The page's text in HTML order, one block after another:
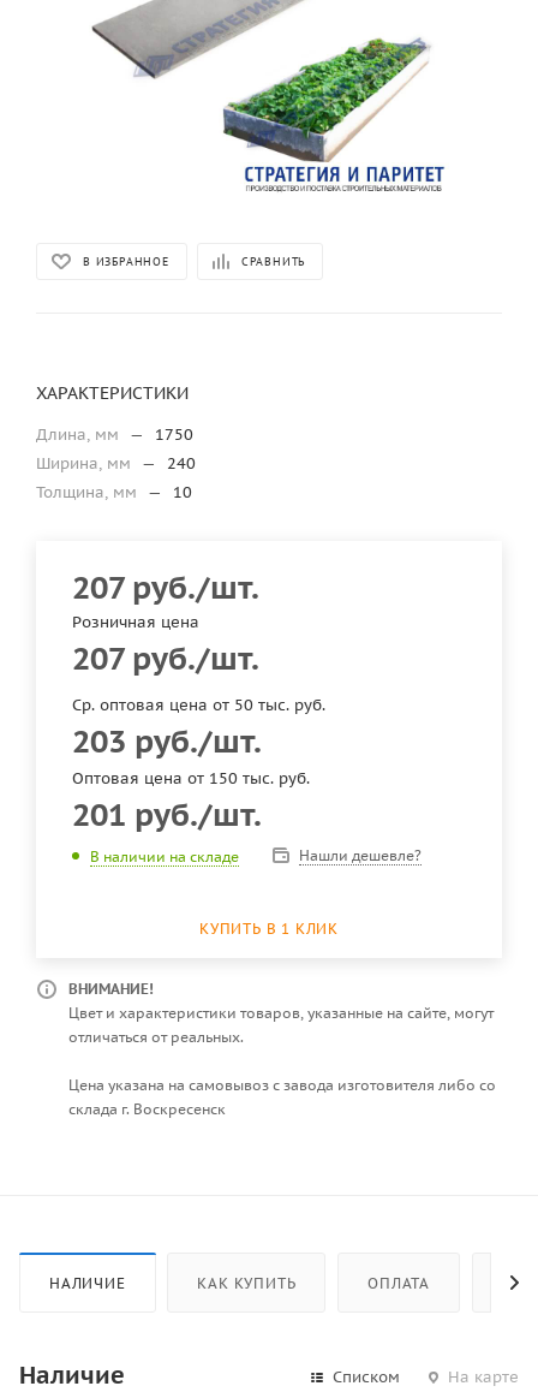
В ИЗБРАННОЕ СРАВНИТЬ
ХАРАКТЕРИСТИКИ
Длина, мм —
1750
Ширина, мм
—
240
Толщина, мм
— 10
207руб./шт.
Розничная цена
207руб./шт.
Ср. оптовая цена от 50 тыс. руб.
203 руб./шт.
Оптовая цена от 150 тыс. руб.
201 руб./шт.
В наличии на складе Нашли дешевле?
КУПИТЬ В 1 КЛИК
ВНИМАНИЕ!
Цвет и характеристики товаров, указанные на сайте, могут
отличаться от реальных.
Цена указана на самовывоз с завода изготовителя либо со
склада г. Воскресенск
НАЛИЧИЕ КАК КУПИТЬ ОПЛАТА
Наличие Списком На карте